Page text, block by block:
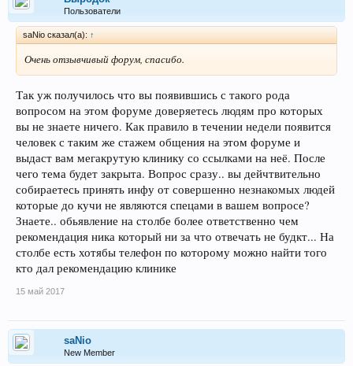
Пользователи
saNio сказал(а): ↑
Очень отзывчивый форум, спасибо.
Так уж получилось что вы появившись с такого рода
вопросом на этом форуме доверяетесь людям про которых
вы не знаете ничего. Как правило в течении недели появится
человек с таким же стажем общения на этом форуме и
выдаст вам мегакрутую клинику со ссылками на неё. После
чего тема будет закрыта. Вопрос сразу.. вы дейчтвительно
собираетесь принять инфу от совершенно незнакомых людей
которые до кучи не являются спецами в вашем вопросе?
Знаете.. обьявление на столбе более ответственно чем
рекомендация ника который ни за что отвечать не будкт... На
столбе есть хотябы телефон по которому можно найти того
кто дал рекомендацию клинике
15 май 2017
saNio
New Member